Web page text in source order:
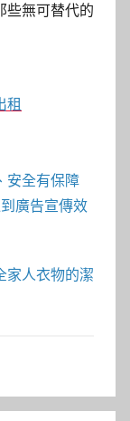
些無可替代的
租
安全有保障
到廣告宣傳效
家人衣物的潔